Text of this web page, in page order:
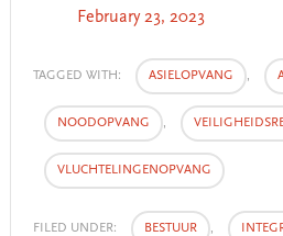
February 23, 2023
TAGGED WITH: ASIELOPVANG ,
NOODOPVANG ,
VLUCHTELINGENOPVANG
FILED UNDER: BESTUUR ,